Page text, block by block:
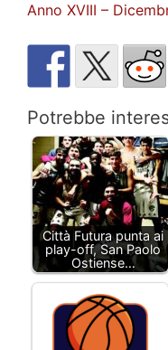
Anno XVIII –
Potrebbe
Città Futura punta ai
play-off, San Paolo
Ostiense…